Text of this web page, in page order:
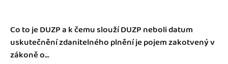
Co to je DUZP a k čemu slouží DUZP neboli datum
uskutečnění zdanitelného plnění je pojem zakotvený v
zákoně o...